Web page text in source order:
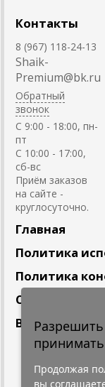
Контакты
8 (967) 118-24-13
Shaik-
Premium@bk.ru
Обратный
звонок
C 9:00 - 18:00, пн-
пт
С 10:00 - 17:00,
сб-вс
Приём заказов
на сайте -
круглосуточно.
Главная
Политика
Политика
Вакансии
Разрешить
Продолжая
вы